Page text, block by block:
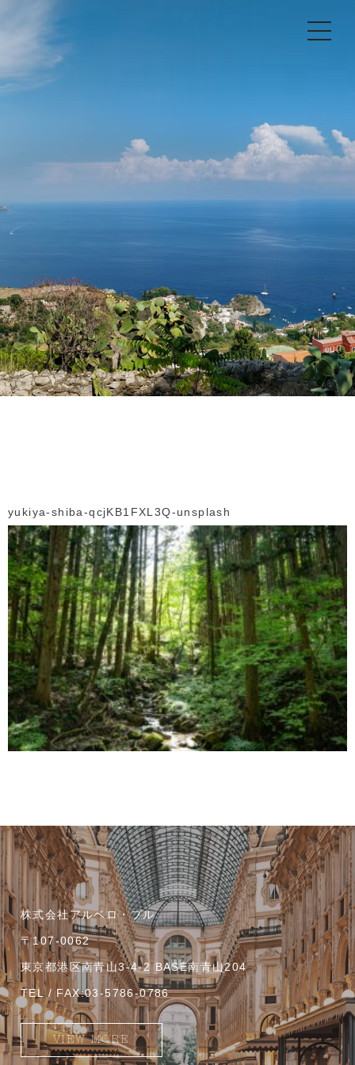
yukiya-shiba-qcjKB1FXL3Q-unsplash
株式会社アルベロ・ブル
〒107-0062
東京都港区南青山3-4-2 BASE南青山204
TEL / FAX:03-5786-0786
VIEW MORE